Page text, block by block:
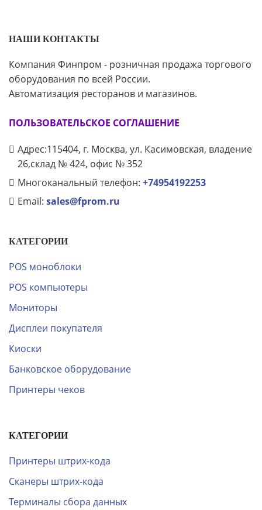
НАШИ КОНТАКТЫ
Компания Финпром - розничная продажа торгового
оборудования по всей России.
Автоматизация ресторанов и магазинов.
ПОЛЬЗОВАТЕЛЬСКОЕ СОГЛАШЕНИЕ
Адрес:115404, г. Москва, ул. Касимовская, владение
26,склад № 424, офис № 352
Многоканальный телефон: +74954192253
Email: sales@fprom.ru
КАТЕГОРИИ
POS моноблоки
POS компьютеры
Мониторы
Дисплеи покупателя
Киоски
Банковское оборудование
Принтеры чеков
КАТЕГОРИИ
Принтеры штрих-кода
Сканеры штрих-кода
Терминалы сбора данных